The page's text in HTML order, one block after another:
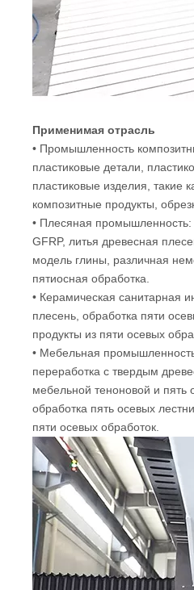
Применимая отрасль
• Промышленность
пластиковые детали,
пластиковые изделия, такие
композитные продукты,
• Плесяная
GFRP, литья древесная
модель глины, различная
пятиосная обработка.
• Керамическая санитарная
плесень, обработка пяти
продукты из пяти осевых
• Мебельная
переработка с твердым
мебельной теноновой и пять
обработка пять осевых
пяти осевых обработок.